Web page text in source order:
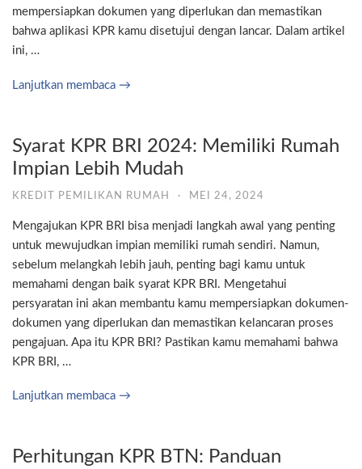
mempersiapkan dokumen yang diperlukan dan memastikan
bahwa aplikasi KPR kamu disetujui dengan lancar. Dalam artikel
ini, …
Lanjutkan membaca →
Syarat KPR BRI 2024: Memiliki Rumah
Impian Lebih Mudah
KREDIT PEMILIKAN RUMAH · MEI 24, 2024
Mengajukan KPR BRI bisa menjadi langkah awal yang penting
untuk mewujudkan impian memiliki rumah sendiri. Namun,
sebelum melangkah lebih jauh, penting bagi kamu untuk
memahami dengan baik syarat KPR BRI. Mengetahui
persyaratan ini akan membantu kamu mempersiapkan dokumen-
dokumen yang diperlukan dan memastikan kelancaran proses
pengajuan. Apa itu KPR BRI? Pastikan kamu memahami bahwa
KPR BRI, …
Lanjutkan membaca →
Perhitungan KPR BTN: Panduan